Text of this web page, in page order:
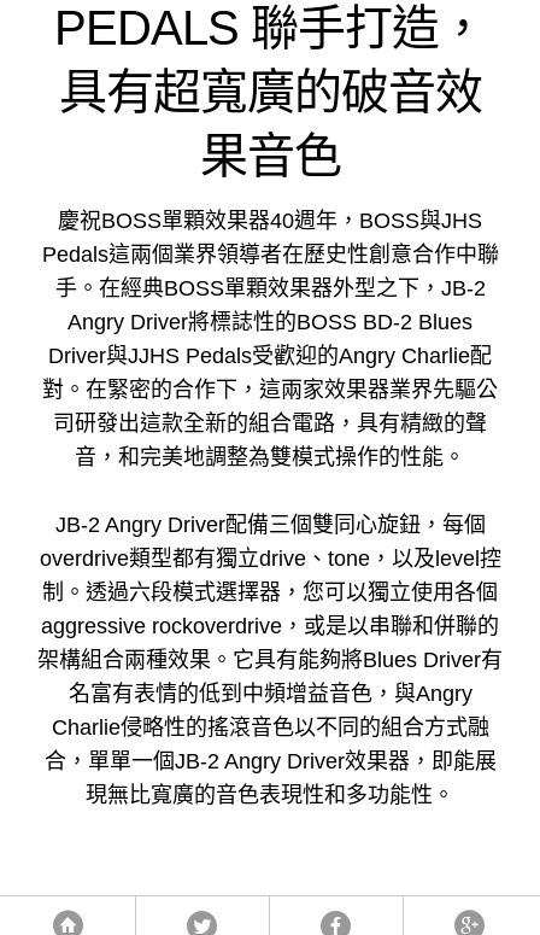
PEDALS 聯手打造，
具有超寬廣的破音效
果音色
慶祝BOSS單顆效果器40週年，BOSS與JHS
Pedals這兩個業界領導者在歷史性創意合作中聯
手。在經典BOSS單顆效果器外型之下，JB-2
Angry Driver將標誌性的BOSS BD-2 Blues
Driver與JJHS Pedals受歡迎的Angry Charlie配
對。在緊密的合作下，這兩家效果器業界先驅公
司研發出這款全新的組合電路，具有精緻的聲
音，和完美地調整為雙模式操作的性能。
JB-2 Angry Driver配備三個雙同心旋鈕，每個
overdrive類型都有獨立drive、tone，以及level控
制。透過六段模式選擇器，您可以獨立使用各個
aggressive rockoverdrive，或是以串聯和併聯的
架構組合兩種效果。它具有能夠將Blues Driver有
名富有表情的低到中頻增益音色，與Angry
Charlie侵略性的搖滾音色以不同的組合方式融
合，單單一個JB-2 Angry Driver效果器，即能展
現無比寬廣的音色表現性和多功能性。